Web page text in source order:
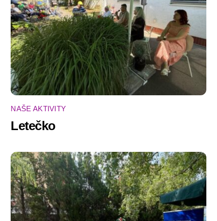
NAŠE AKTIVITY
Letečko